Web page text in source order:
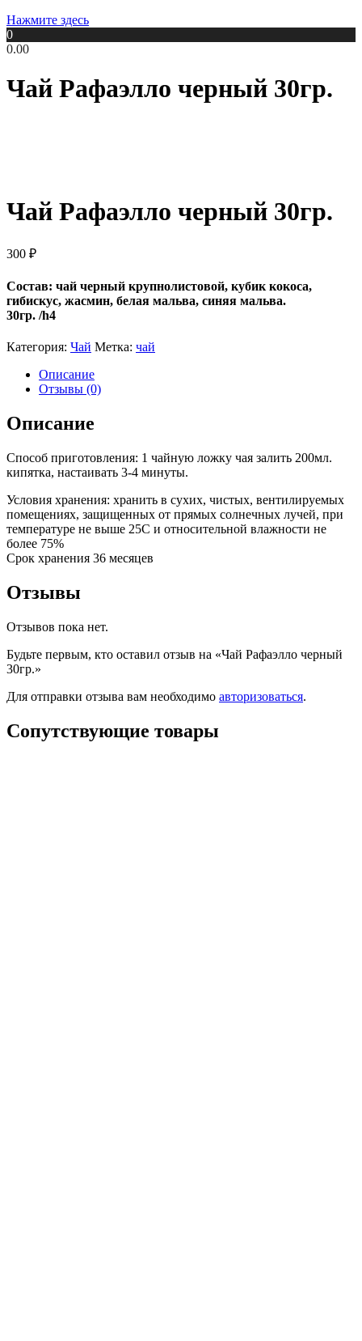
Нажмите здесь
0
0.00
Чай Рафаэлло черный 30гр.
Чай Рафаэлло черный 30гр.
300 ₽
Состав: чай черный крупнолистовой, кубик кокоса,
гибискус, жасмин, белая мальва, синяя мальва.
30гр. /h4
Категория: Чай Метка: чай
Описание
Отзывы (0)
Описание
Способ приготовления: 1 чайную ложку чая залить 200мл.
кипятка, настаивать 3-4 минуты.
Условия хранения: хранить в сухих, чистых, вентилируемых
помещениях, защищенных от прямых солнечных лучей, при
температуре не выше 25С и относительной влажности не
более 75%
Срок хранения 36 месяцев
Отзывы
Отзывов пока нет.
Будьте первым, кто оставил отзыв на «Чай Рафаэлло черный
30гр.»
Для отправки отзыва вам необходимо авторизоваться.
Сопутствующие товары